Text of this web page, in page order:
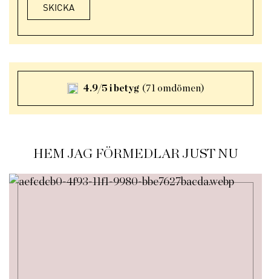
4.9/5 i betyg (71 omdömen)
HEM JAG FÖRMEDLAR JUST NU